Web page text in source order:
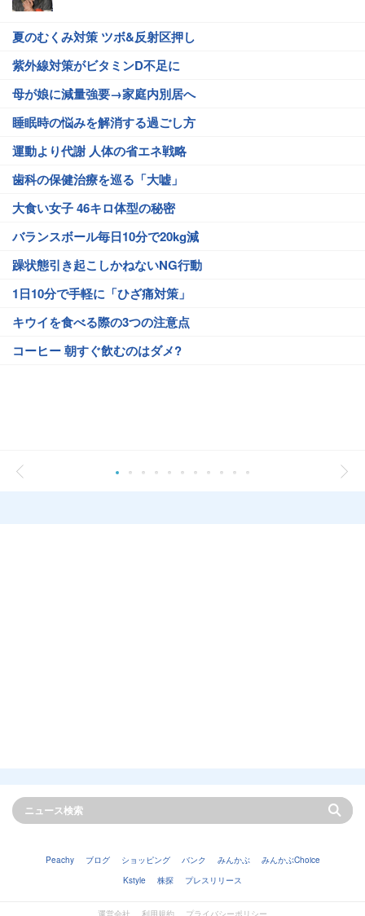
夏のむくみ対策 ツボ&反射区押し
紫外線対策がビタミンD不足に
母が娘に減量強要→家庭内別居へ
睡眠時の悩みを解消する過ごし方
運動より代謝 人体の省エネ戦略
歯科の保健治療を巡る「大嘘」
大食い女子 46キロ体型の秘密
バランスボール毎日10分で20kg減
躁状態引き起こしかねないNG行動
1日10分で手軽に「ひざ痛対策」
キウイを食べる際の3つの注意点
コーヒー 朝すぐ飲むのはダメ?
Peachy ブログ ショッピング バンク みんかぶ
みんかぶChoice
Kstyle
株探 プレスリリース